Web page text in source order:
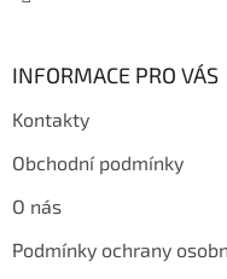
INFORMACE PRO VÁS
Kontakty
Obchodní podmínky
O nás
Podmínky ochrany